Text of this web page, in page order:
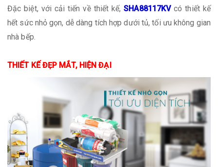
Đặc biệt, với cải tiến về thiết kế,SHA88117KVcó thiết kế
hết sức nhỏ gọn, dễ dàng tích hợp dưới tủ, tối ưu không gian
nhà bếp.
THIẾT KẾ ĐẸP MẮT, HIỆN ĐẠI